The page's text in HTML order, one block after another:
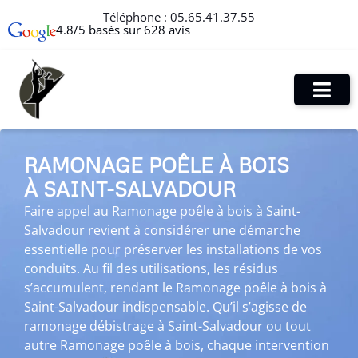
Téléphone : 05.65.41.37.55
4.8/5 basés sur 628 avis
RAMONAGE POÊLE À BOIS
À SAINT-SALVADOUR
Faire appel au Ramonage poêle à bois à Saint-
Salvadour revient à considérer une démarche
essentielle pour préserver les installations de vos
conduits. Au fil des utilisations, les résidus
s’accumulent, rendant le Ramonage poêle à bois à
Saint-Salvadour indispensable. Qu’il s’agisse de
ramonage débistrage à Saint-Salvadour ou tout
autre Ramonage poêle à bois, chaque intervention